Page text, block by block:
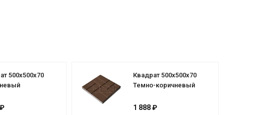
500х500х70
Квадрат 500х500х70
Темно-коричневый
1 888 ₽